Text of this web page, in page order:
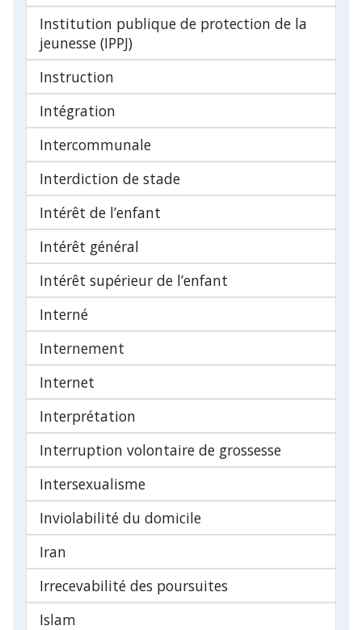
Institution publique de protection de la
jeunesse (IPPJ)
Instruction
Intégration
Intercommunale
Interdiction de stade
Intérêt de l’enfant
Intérêt général
Intérêt supérieur de l’enfant
Interné
Internement
Internet
Interprétation
Interruption volontaire de grossesse
Intersexualisme
Inviolabilité du domicile
Iran
Irrecevabilité des poursuites
Islam